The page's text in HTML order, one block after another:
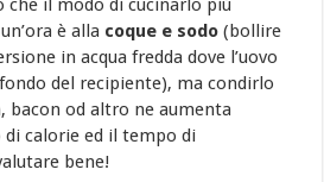
che il modo di cucinarlo più
è alla coque e sodo(bollire
in acqua fredda dove l’uovo
del recipiente), ma condirlo
bacon od altro ne aumenta
calorie ed il tempo di
bene!